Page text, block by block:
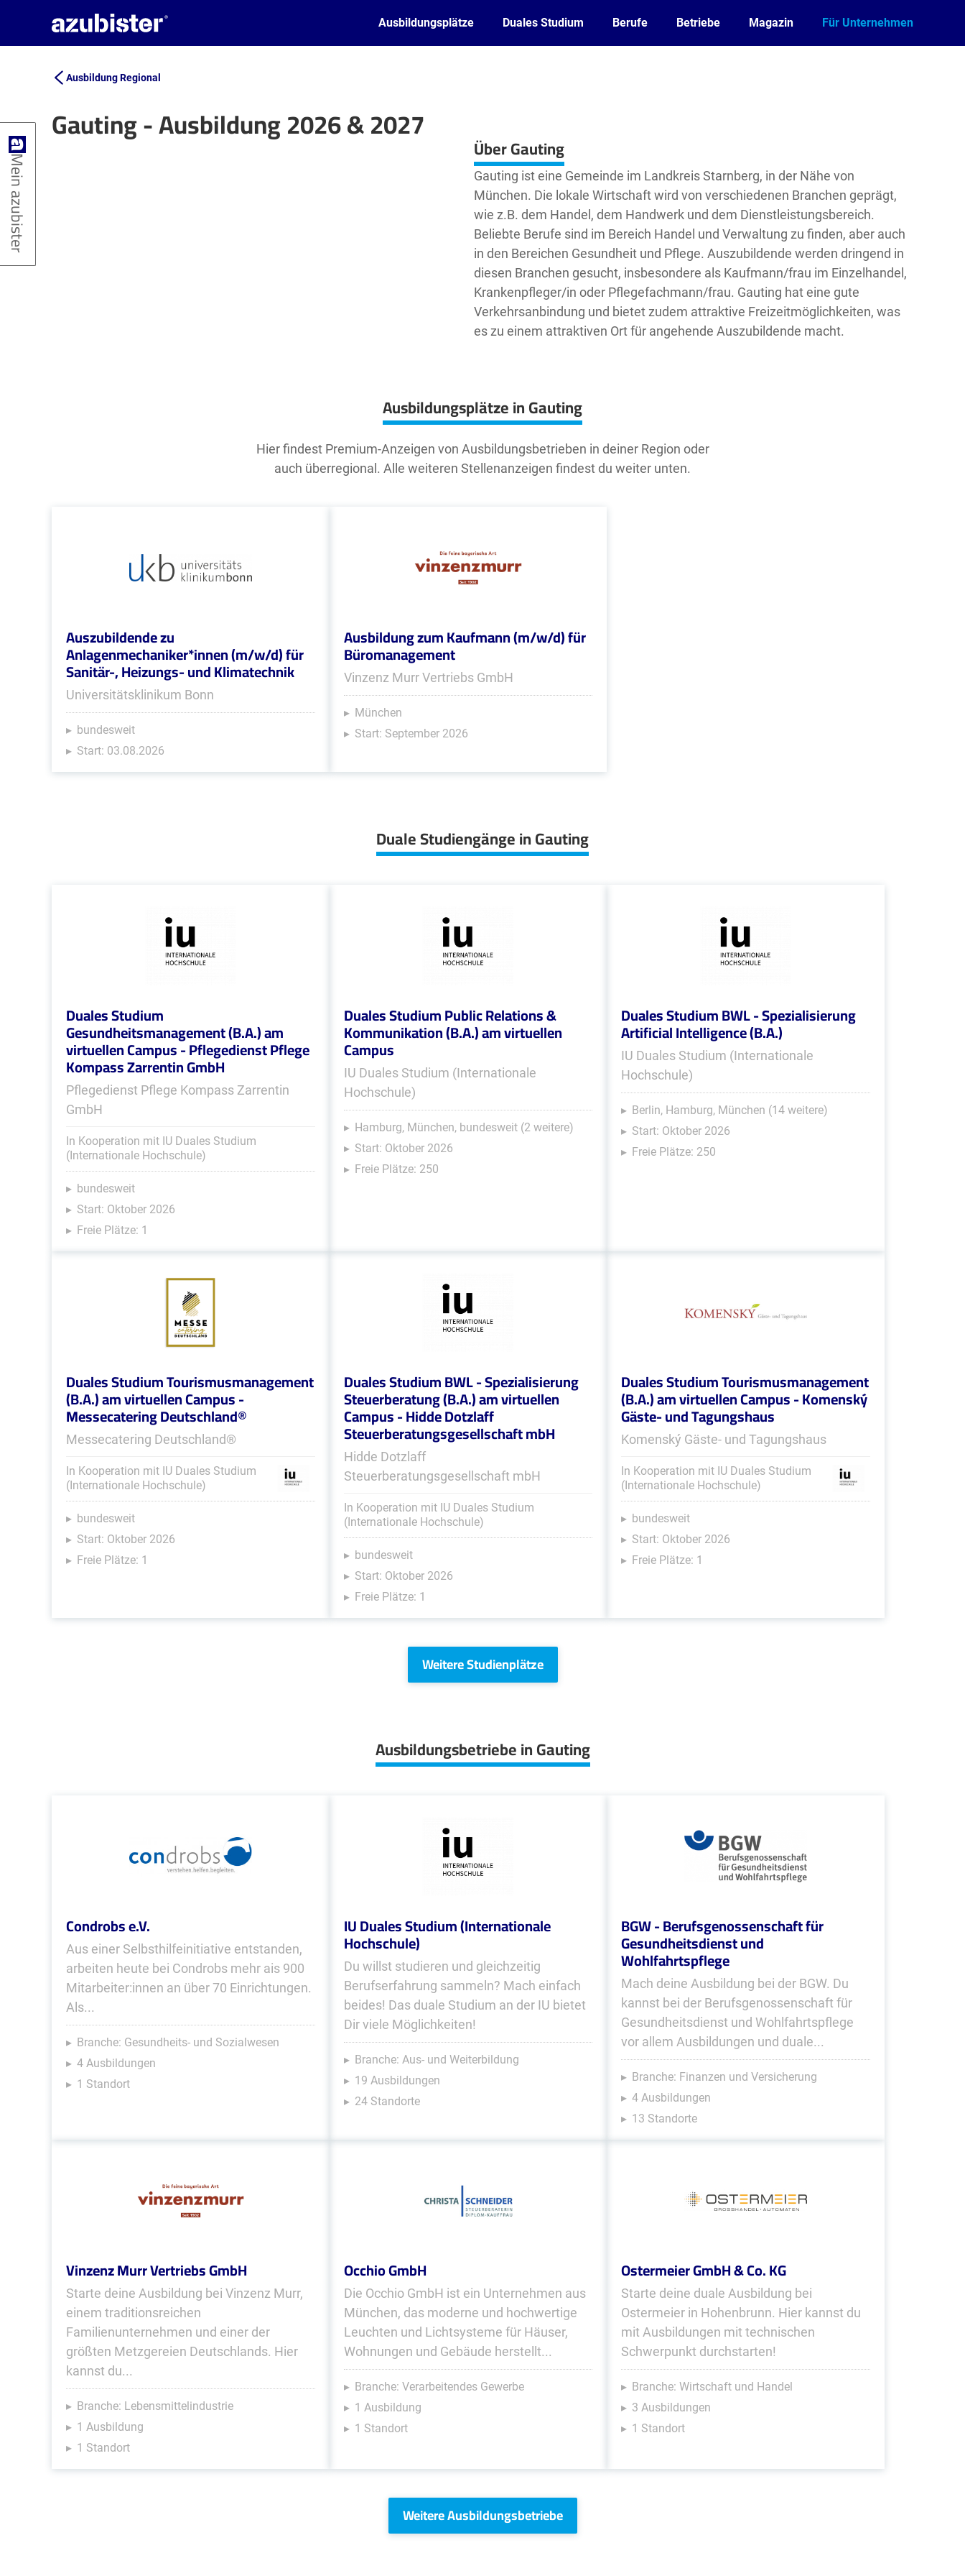
Ausbildungsplätze Duales Studium Berufe Betriebe Magazin Für Unternehmen
Ausbildung Regional
Gauting - Ausbildung 2026 & 2027
Leaflet| © OpenStreetMap2 Über Gauting
Gauting ist eine Gemeinde im Landkreis Starnberg, in der Nähe von
München. Die lokale Wirtschaft wird von verschiedenen Branchen geprägt,
wie z.B. dem Handel, dem Handwerk und dem Dienstleistungsbereich.
Beliebte Berufe sind im Bereich Handel und Verwaltung zu finden, aber auch
in den Bereichen Gesundheit und Pflege. Auszubildende werden dringend in
diesen Branchen gesucht, insbesondere als Kaufmann/frau im Einzelhandel,
Krankenpfleger/in oder Pflegefachmann/frau. Gauting hat eine gute
Verkehrsanbindung und bietet zudem attraktive Freizeitmöglichkeiten, was
es zu einem attraktiven Ort für angehende Auszubildende macht.
Ausbildungsplätze in Gauting
Hier findest Premium-Anzeigen von Ausbildungsbetrieben in deiner Region oder
auch überregional. Alle weiteren Stellenanzeigen findest du weiter unten.
Auszubildende zu
Anlagenmechaniker*innen (m/w/d) für
Sanitär-, Heizungs- und Klimatechnik
Universitätsklinikum Bonn
bundesweit
Start: 03.08.2026
Ausbildung zum Kaufmann (m/w/d) für
Büromanagement
Vinzenz Murr Vertriebs GmbH
München
Start: September 2026
Duale Studiengänge in Gauting
Duales Studium
Gesundheitsmanagement (B.A.) am
virtuellen Campus - Pflegedienst Pflege
Kompass Zarrentin GmbH
Pflegedienst Pflege Kompass Zarrentin
GmbH
In Kooperation mit IU Duales Studium
(Internationale Hochschule)
bundesweit
Start: Oktober 2026
Freie Plätze: 1
Duales Studium Public Relations &
Kommunikation (B.A.) am virtuellen
Campus
IU Duales Studium (Internationale
Hochschule)
Hamburg, München, bundesweit (2 weitere)
Start: Oktober 2026
Freie Plätze: 250
Duales Studium BWL - Spezialisierung
Artificial Intelligence (B.A.)
IU Duales Studium (Internationale
Hochschule)
Berlin, Hamburg, München (14 weitere)
Start: Oktober 2026
Freie Plätze: 250
Duales Studium Tourismusmanagement
(B.A.) am virtuellen Campus -
Messecatering Deutschland®
Messecatering Deutschland®
In Kooperation mit IU Duales Studium
(Internationale Hochschule)
bundesweit
Start: Oktober 2026
Freie Plätze: 1
Duales Studium BWL - Spezialisierung
Steuerberatung (B.A.) am virtuellen
Campus - Hidde Dotzlaff
Steuerberatungsgesellschaft mbH
Hidde Dotzlaff
Steuerberatungsgesellschaft mbH
In Kooperation mit IU Duales Studium
(Internationale Hochschule)
bundesweit
Start: Oktober 2026
Freie Plätze: 1
Duales Studium Tourismusmanagement
(B.A.) am virtuellen Campus - Komenský
Gäste- und Tagungshaus
Komenský Gäste- und Tagungshaus
In Kooperation mit IU Duales Studium
(Internationale Hochschule)
bundesweit
Start: Oktober 2026
Freie Plätze: 1
Weitere Studienplätze
Ausbildungsbetriebe in Gauting
Condrobs e.V.
Aus einer Selbsthilfeinitiative entstanden,
arbeiten heute bei Condrobs mehr ais 900
Mitarbeiter:innen an über 70 Einrichtungen.
Als...
Branche: Gesundheits- und Sozialwesen
4 Ausbildungen
1 Standort
IU Duales Studium (Internationale
Hochschule)
Du willst studieren und gleichzeitig
Berufserfahrung sammeln? Mach einfach
beides! Das duale Studium an der IU bietet
Dir viele Möglichkeiten!
Branche: Aus- und Weiterbildung
19 Ausbildungen
24 Standorte
BGW - Berufsgenossenschaft für
Gesundheitsdienst und
Wohlfahrtspflege
Mach deine Ausbildung bei der BGW. Du
kannst bei der Berufsgenossenschaft für
Gesundheitsdienst und Wohlfahrtspflege
vor allem Ausbildungen und duale...
Branche: Finanzen und Versicherung
4 Ausbildungen
13 Standorte
Vinzenz Murr Vertriebs GmbH
Starte deine Ausbildung bei Vinzenz Murr,
einem traditionsreichen
Familienunternehmen und einer der
größten Metzgereien Deutschlands. Hier
kannst du...
Branche: Lebensmittelindustrie
1 Ausbildung
1 Standort
Occhio GmbH
Die Occhio GmbH ist ein Unternehmen aus
München, das moderne und hochwertige
Leuchten und Lichtsysteme für Häuser,
Wohnungen und Gebäude herstellt...
Branche: Verarbeitendes Gewerbe
1 Ausbildung
1 Standort
Ostermeier GmbH & Co. KG
Starte deine duale Ausbildung bei
Ostermeier in Hohenbrunn. Hier kannst du
mit Ausbildungen mit technischen
Schwerpunkt durchstarten!
Branche: Wirtschaft und Handel
3 Ausbildungen
1 Standort
Weitere Ausbildungsbetriebe
Mein azubister